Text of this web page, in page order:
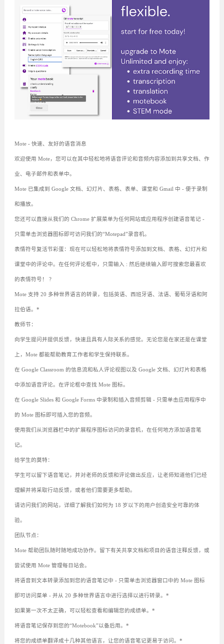
Mote - 快速、友好的语音消息
欢迎使用 Mote，您可以在其中轻松地将语音评论和音频内容添加到共享文档、作
业、电子邮件和表单中。
Mote 已集成到 Google 文档、幻灯片、表格、表单、课堂和 Gmail 中 - 便于录制
和播放。
您还可以直接从我们的 Chrome 扩展菜单为任何网站或应用程序创建语音笔记 -
只需单击浏览器图标即可访问我们的“Motepad”录音机。
表情符号复活节彩蛋：现在可以轻松地将表情符号添加到文档、表格、幻灯片和
课堂中的评论中。在任何评论框中，只需输入 : 然后继续输入即可搜索您最喜欢
的表情符号！ ?
Mote 支持 20 多种世界语言的转录，包括英语、西班牙语、法语、葡萄牙语和阿
拉伯语。*
教师节：
向学生提问并提供反馈，快速且具有人际关系的感觉。无论您是在家还是在课堂
上，Mote 都能帮助教育工作者和学生保持联系。
在 Google Classroom 的信息流和私人评论视图以及 Google 文档、幻灯片和表格
中添加语音评论。在评论框中查找 Mote 图标。
在 Google Slides 和 Google Forms 中录制和插入音频剪辑 - 只需单击应用程序中
的 Mote 图标即可插入您的音频。
使用我们从浏览器栏中的扩展程序图标访问的录音机，在任何地方添加语音笔
记。
给学生的莫特：
学生可以留下语音笔记，并对老师的反馈和评论做出反应，让老师知道他们已经
理解并将采取行动反馈，或者他们需要更多帮助。
请访问我们的网站，详细了解我们如何为 18 岁以下的用户创造安全可靠的体
验。
团队节点：
Mote 帮助团队随时随地成功协作。留下有关共享文档和项目的语音注释反馈，或
尝试使用 Mote 管理每日站会。
将语音到文本转录添加到您的语音笔记中 - 只需单击浏览器窗口中的 Mote 图标
即可访问菜单 - 并从 20 多种世界语言中进行选择以进行转录。*
如果第一次不太正确，可以轻松查看和编辑您的成绩单。*
将语音笔记保存到您的“Motebook”以备后用。*
将您的成绩单翻译成十几种其他语言，让您的语音笔记更易于访问。*